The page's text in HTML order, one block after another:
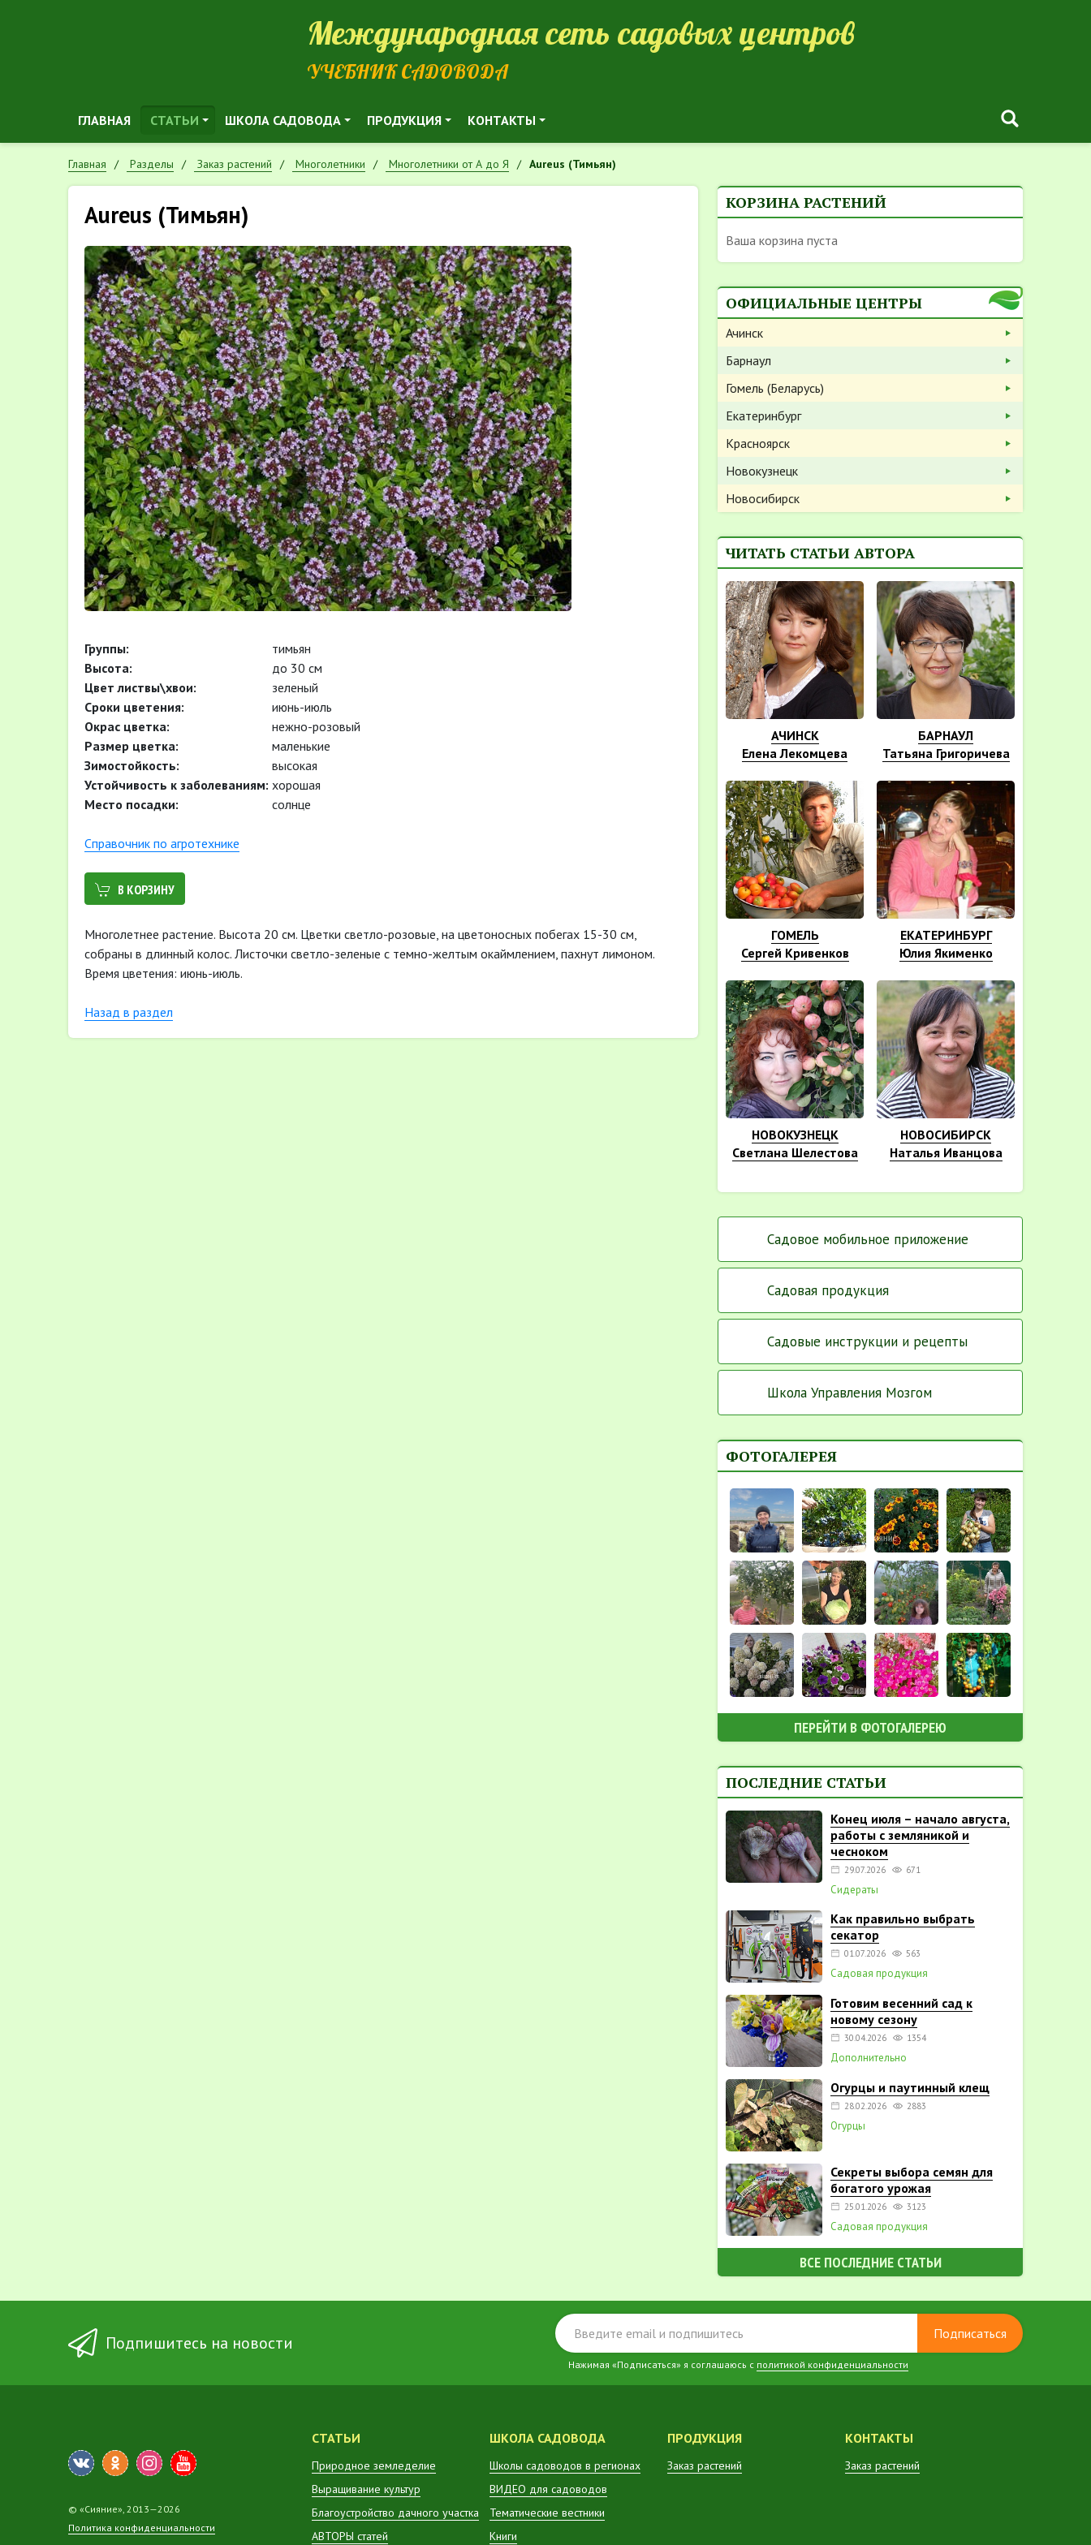
Международная сеть садовых центров
УЧЕБНИК САДОВОДА
ГЛАВНАЯ СТАТЬИ ШКОЛА САДОВОДА ПРОДУКЦИЯ КОНТАКТЫ
Главная Разделы Заказ растений Многолетники Многолетники от А до Я Aureus (Тимьян)
Aureus (Тимьян)
Группы:
тимьян
Высота:
до 30 см
Цвет листвы\хвои:
зеленый
Сроки цветения:
июнь-июль
Окрас цветка:
нежно-розовый
Размер цветка:
маленькие
Зимостойкость:
высокая
Устойчивость к заболеваниям: хорошая
Место посадки:
солнце
Cправочник по агротехнике
В КОРЗИНУ
Многолетнее растение. Высота 20 см. Цветки светло-розовые, на цветоносных побегах 15-30 см,
собраны в длинный колос. Листочки светло-зеленые с темно-желтым окаймлением, пахнут лимоном.
Время цветения: июнь-июль.
Назад в раздел
КОРЗИНА РАСТЕНИЙ
Ваша корзина пуста
ОФИЦИАЛЬНЫЕ ЦЕНТРЫ
Ачинск
Барнаул
Гомель (Беларусь)
Екатеринбург
Красноярск
Новокузнецк
Новосибирск
ЧИТАТЬ СТАТЬИ АВТОРА
АЧИНСК
Елена Лекомцева
БАРНАУЛ
Татьяна Григоричева
ГОМЕЛЬ
Сергей Кривенков
ЕКАТЕРИНБУРГ
Юлия Якименко
НОВОКУЗНЕЦК
Светлана Шелестова
НОВОСИБИРСК
Наталья Иванцова
Садовое мобильное приложение
Садовая продукция
Садовые инструкции и рецепты
Школа Управления Мозгом
ФОТОГАЛЕРЕЯ
ПЕРЕЙТИ В ФОТОГАЛЕРЕЮ
ПОСЛЕДНИЕ СТАТЬИ
Конец июля – начало августа,
работы с земляникой и
чесноком
29.07.2026 671
Сидераты
Как правильно выбрать
секатор
01.07.2026 563
Садовая продукция
Готовим весенний сад к
новому сезону
30.04.2026 1354
Дополнительно
Огурцы и паутинный клещ
28.02.2026 2883
Огурцы
Секреты выбора семян для
богатого урожая
25.01.2026 3123
Садовая продукция
ВСЕ ПОСЛЕДНИЕ СТАТЬИ
Подпишитесь на новости Подписаться
Нажимая «Подписаться» я соглашаюсь с политикой конфиденциальности
© «Сияние», 2013—2026
Политика конфиденциальности
СТАТЬИ
Природное земледелие
Выращивание культур
Благоустройство дачного участка
АВТОРЫ статей
ШКОЛА САДОВОДА
Школы садоводов в регионах
ВИДЕО для садоводов
Тематические вестники
Книги
ПРОДУКЦИЯ
Заказ растений
КОНТАКТЫ
Заказ растений